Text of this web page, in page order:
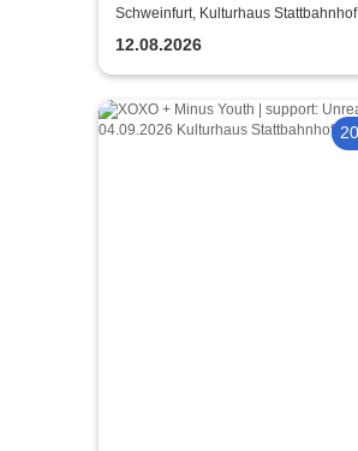
European Summer
Schweinfurt, Kulturhaus Stattbahnhof
Schweinfurt
12.08.2026